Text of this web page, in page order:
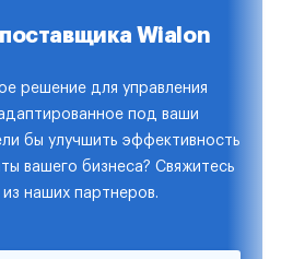
Wialon
решение для управления
под ваши
бы улучшить эффективность
вашего бизнеса? Свяжитесь
наших партнеров.